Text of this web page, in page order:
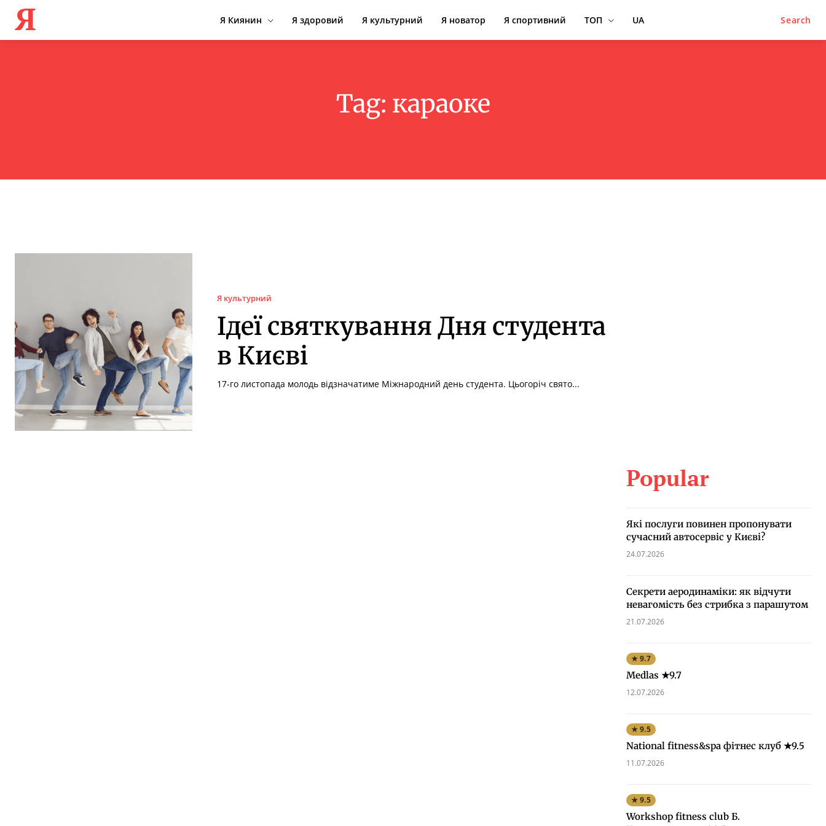
Я Я Киянин Я здоровий Я культурний Я новатор Я спортивний ТОП UA Search
Tag: караоке
Я культурний
Ідеї святкування Дня студента
в Києві
17-го листопада молодь відзначатиме Міжнародний день студента. Цьогоріч свято...
Popular
Які послуги повинен пропонувати
сучасний автосервіс у Києві?
24.07.2026
Секрети аеродинаміки: як відчути
невагомість без стрибка з парашутом
21.07.2026
★ 9.7
Medlas ★9.7
12.07.2026
★ 9.5
National fitness&spa фітнес клуб ★9.5
11.07.2026
★ 9.5
Workshop fitness club Б.